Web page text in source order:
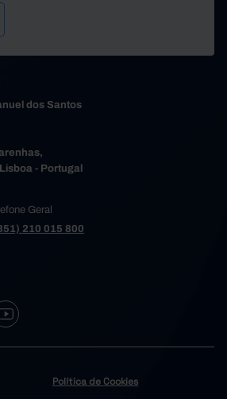
dos Santos
- Portugal
Geral
210 015 800
Política de Cookies